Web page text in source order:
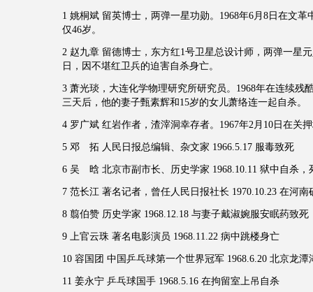
1 姚桐斌 留英博士，两弹一星功勋。1968年6月8日在文革
仅46岁。
2 赵九章 留德博士，东方红1号卫星总设计师，两弹一星元
日，因不堪红卫兵的迫害自杀身亡。
3 萧光琰，大连化学物理研究所研究员。1968年在连续残
三天后，他的妻子甄素辉和15岁的女儿萧络连一起自杀。
4 罗广斌 红岩作者，渣滓洞幸存者。1967年2月10日在关
5 邓 拓 人民日报总编辑、杂文家 1966.5.17 服毒致死
6 吴 晗 北京市副市长、历史学家 1968.10.11 狱中自杀，
7 范长江 著名记者，曾任人民日报社长 1970.10.23 在河南
8 翦伯赞 历史学家 1968.12.18 与妻子戴淑婉服安眠药致死
9 上官云珠 著名电影演员 1968.11.22 病中跳楼身亡
10 容国团 中国乒乓球第一个世界冠军 1968.6.20 北京龙潭
11 姜永宁 乒乓球国手 1968.5.16 在拘留室上吊自杀